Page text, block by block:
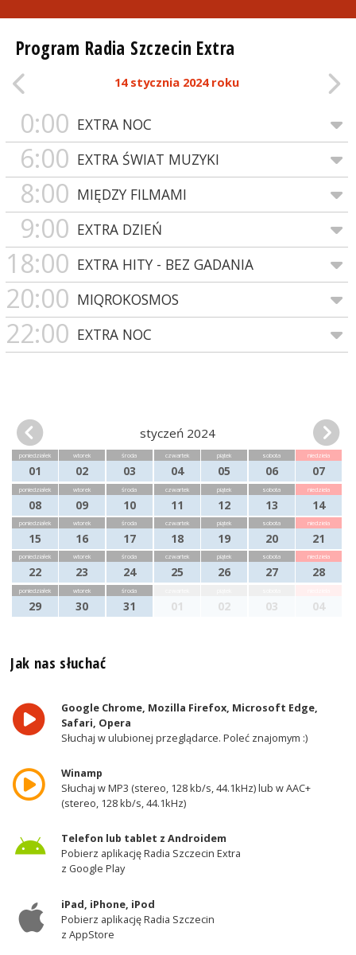
Program Radia Szczecin Extra
14 stycznia 2024 roku
0:00 EXTRA NOC
6:00 EXTRA ŚWIAT MUZYKI
8:00 MIĘDZY FILMAMI
9:00 EXTRA DZIEŃ
18:00 EXTRA HITY - BEZ GADANIA
20:00 MIQROKOSMOS
22:00 EXTRA NOC
styczeń 2024
poniedziałek
01
wtorek
02
środa
03
czwartek
04
piątek
05
sobota
06
niedziela
07
poniedziałek
08
wtorek
09
środa
10
czwartek
11
piątek
12
sobota
13
niedziela
14
poniedziałek
15
wtorek
16
środa
17
czwartek
18
piątek
19
sobota
20
niedziela
21
poniedziałek
22
wtorek
23
środa
24
czwartek
25
piątek
26
sobota
27
niedziela
28
poniedziałek
29
wtorek
30
środa
31 01 02 03 04
Jak nas słuchać
Google Chrome, Mozilla Firefox, Microsoft Edge,
Safari, Opera
Słuchaj w ulubionej przeglądarce. Poleć znajomym :)
Winamp
Słuchaj w MP3 (stereo, 128 kb/s, 44.1kHz) lub w AAC+
(stereo, 128 kb/s, 44.1kHz)
Telefon lub tablet z Androidem
Pobierz aplikację Radia Szczecin Extra
z Google Play
iPad, iPhone, iPod
Pobierz aplikację Radia Szczecin
z AppStore